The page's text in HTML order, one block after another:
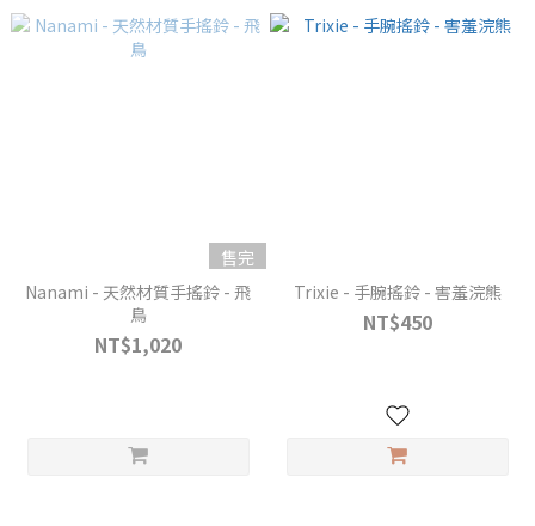
售完
Nanami - 天然材質手搖鈴 - 飛
鳥
NT$1,020
Trixie - 手腕搖鈴 - 害羞浣熊
NT$450